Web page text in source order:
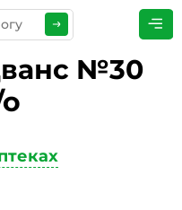
№30